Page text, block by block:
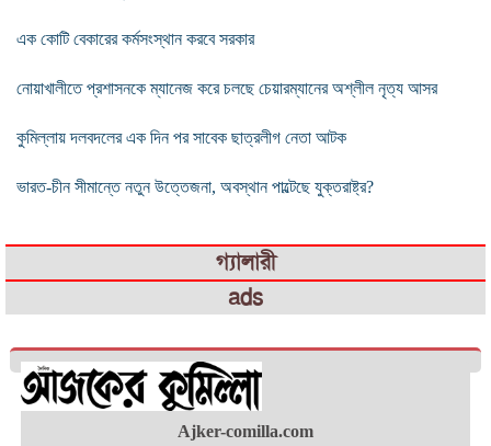
এক কোটি বেকারের কর্মসংস্থান করবে সরকার
নোয়াখালীতে প্রশাসনকে ম্যানেজ করে চলছে চেয়ারম্যানের অশ্লীল নৃত্য আসর
কুমিল্লায় দলবদলের এক দিন পর সাবেক ছাত্রলীগ নেতা আটক
ভারত-চীন সীমান্তে নতুন উত্তেজনা, অবস্থান পাল্টেছে যুক্তরাষ্ট্র?
গ্যালারী
ads
Ajker-comilla.com